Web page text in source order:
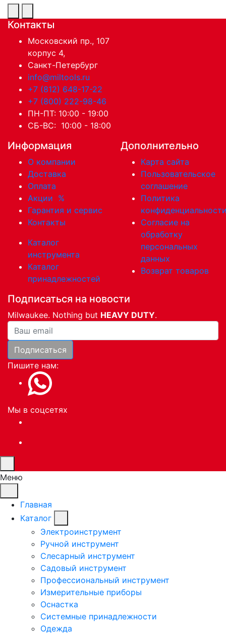
Контакты
Московский пр., 107
корпус 4,
Санкт-Петербург
info@miltools.ru
+7 (812) 648-17-22
+7 (800) 222-98-46
ПН-ПТ: 10:00 - 19:00
СБ-ВС: 10:00 - 18:00
Информация
О компании
Доставка
Оплата
Акции %
Гарантия и сервис
Контакты
Каталог
инструмента
Каталог
принадлежностей
Дополнительно
Карта сайта
Пользовательское
соглашение
Политика
Согласие на
обработку
персональных
данных
Возврат товаров
Подписаться на новости
Milwaukee. Nothing but HEAVY DUTY.
Ваша почта
Подписаться
Пишите нам:
Мы в соцсетях
Меню
Главная
Каталог
Электроинструмент
Ручной инструмент
Слесарный инструмент
Садовый инструмент
Профессиональный инструмент
Измерительные приборы
Оснастка
Системные принадлежности
Одежда